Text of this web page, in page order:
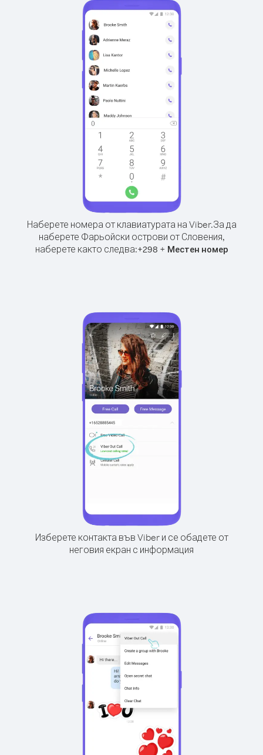
Наберете номера от клавиатурата на Viber.За да
наберете Фарьойски острови от Словения,
наберете както следва:+298 + Местен номер
Изберете контакта във Viber и се обадете от
неговия екран с информация